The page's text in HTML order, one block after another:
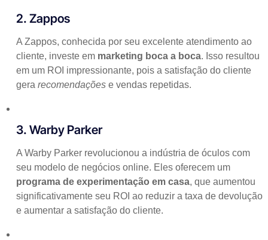
2. Zappos
A Zappos, conhecida por seu excelente atendimento ao
cliente, investe em marketing boca a boca. Isso resultou
em um ROI impressionante, pois a satisfação do cliente
gerarecomendações e vendas repetidas.
3. Warby Parker
A Warby Parker revolucionou a indústria de óculos com
seu modelo de negócios online. Eles oferecem um
programa de experimentação em casa, que aumentou
significativamente seu ROI ao reduzir a taxa de devolução
e aumentar a satisfação do cliente.